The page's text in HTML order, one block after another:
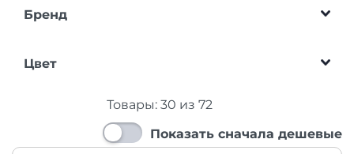
Бренд
Цвет
Товары: 30 из 72
Показать сначала дешевые